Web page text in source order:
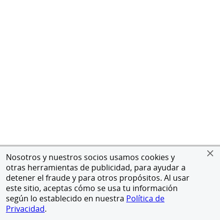
Nosotros y nuestros socios usamos cookies y
otras herramientas de publicidad, para ayudar a
detener el fraude y para otros propósitos. Al usar
este sitio, aceptas cómo se usa tu información
según lo establecido en nuestra Política de
Privacidad.